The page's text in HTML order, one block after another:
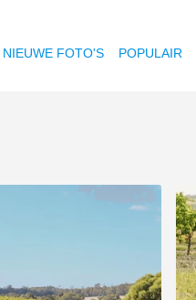
NIEUWE FOTO'S POPULAIR